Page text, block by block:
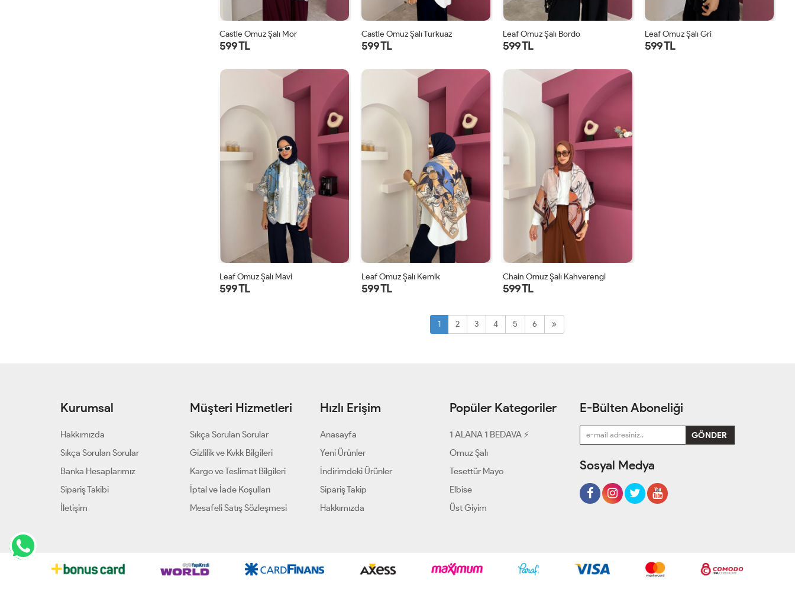
STD
Castle Omuz Şalı Mor
599 TL
STD
Castle Omuz Şalı Turkuaz
599 TL
STD
Leaf Omuz Şalı Bordo
599 TL
Leaf Omuz Şalı Gri
599 TL
Leaf Omuz Şalı Mavi
599 TL
STD
Leaf Omuz Şalı Kemik
599 TL
STD
Chain Omuz Şalı Kahverengi
599 TL
1 2 3 4 5 6
Kurumsal
Hakkımızda
Sıkça Sorulan Sorular
Banka Hesaplarımız
Sipariş Takibi
İletişim
Müşteri Hizmetleri
Sıkça Sorulan Sorular
Gizlilik ve Kvkk Bilgileri
Kargo ve Teslimat Bilgileri
İptal ve İade Koşulları
Mesafeli Satış Sözleşmesi
Hızlı Erişim
Anasayfa
Yeni Ürünler
İndirimdeki Ürünler
Sipariş Takip
Hakkımızda
Popüler Kategoriler
1 ALANA 1 BEDAVA ⚡
Omuz Şalı
Tesettür Mayo
Elbise
Üst Giyim
E-Bülten Aboneliği
Sosyal Medya